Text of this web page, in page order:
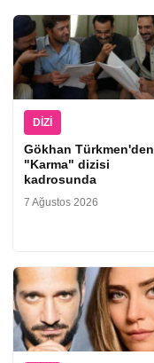
DIZI
Gökhan Türkmen'den
"Karma" dizisi
kadrosunda
7 Ağustos 2026